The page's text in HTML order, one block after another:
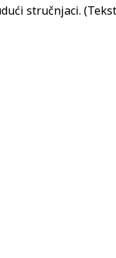
stručnjaci.